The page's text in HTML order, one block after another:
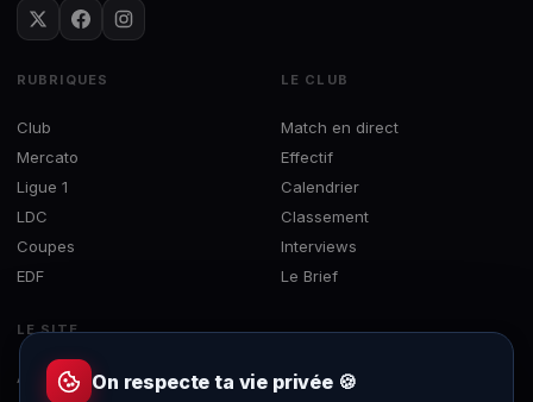
RUBRIQUES
Club
Mercato
Ligue 1
LDC
Coupes
EDF
LE CLUB
Match en direct
Effectif
Calendrier
Classement
Interviews
Le Brief
LE SITE
À propos
On respecte ta vie privée 🍪